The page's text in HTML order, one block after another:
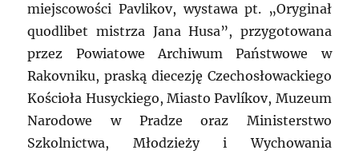
miejscowości Pavlikov, wystawa pt. „Oryginał
quodlibet mistrza Jana Husa”, przygotowana
przez Powiatowe Archiwum Państwowe w
Rakovniku, praską diecezję Czechosłowackiego
Kościoła Husyckiego, Miasto Pavlíkov, Muzeum
Narodowe w Pradze oraz Ministerstwo
Szkolnictwa, Młodzieży i Wychowania